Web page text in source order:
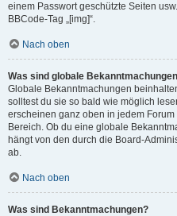
einem Passwort geschützte Seiten
BBCode-Tag „[img]“.
Nach oben
Was sind globale
Globale Bekanntmachungen
solltest du sie so bald wie möglich
erscheinen ganz oben in jedem
Bereich. Ob du eine globale
hängt von den durch die Board-
ab.
Nach oben
Was sind Bekanntmachungen?